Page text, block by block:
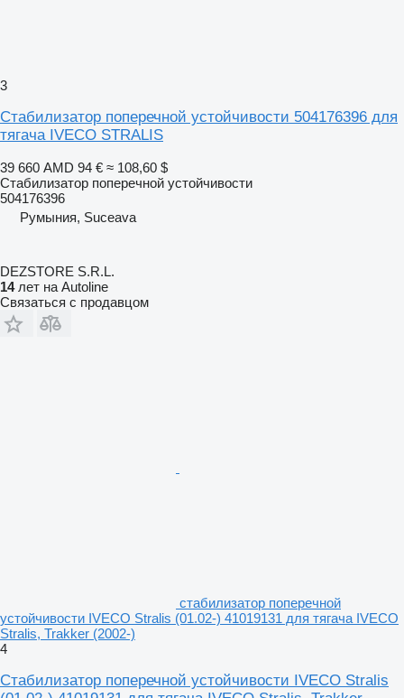
3
Стабилизатор поперечной устойчивости 504176396 для
тягача IVECO STRALIS
39 660 AMD 94 € ≈ 108,60 $
Стабилизатор поперечной устойчивости
504176396
Румыния, Suceava
DEZSTORE S.R.L.
14лет на Autoline
Связаться с продавцом
стабилизатор поперечной
устойчивости IVECO Stralis (01.02-) 41019131 для тягача IVECO
Stralis, Trakker (2002-)
4
Стабилизатор поперечной устойчивости IVECO Stralis